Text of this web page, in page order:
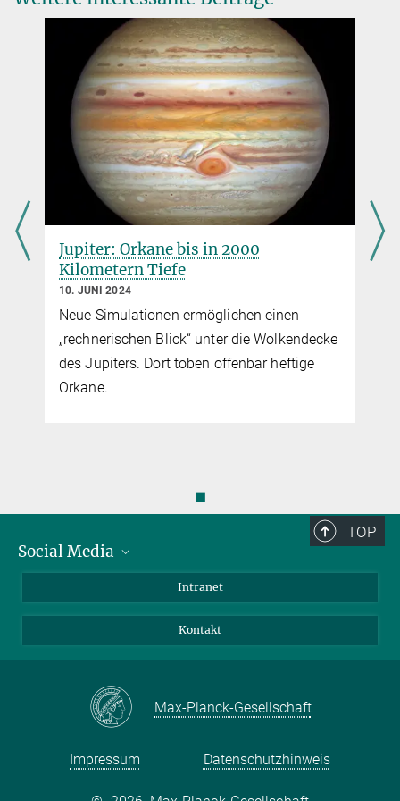
Wissenschaftler
+49 551 384979-234
krueger@...
Max-Planck-Institut für Sonnensystemforschung
N. Borisov, H. Krüger:
Electrostatic lofting of dust grains from the surfaces of Thebe
and Amalthea,
Planetary and Space Science, 183, 2020, 104556
Jupiter: Orkane bis in 2000
Kilometern Tiefe
10. JUNI 2024
Neue Simulationen ermöglichen einen
„rechnerischen Blick“ unter die Wolkendecke
des Jupiters. Dort toben offenbar heftige
Orkane.
◼
TOP
Social Media
Instagram
Mastodon
Intranet
Kontakt
Max-Planck-Gesellschaft
Impressum Datenschutzhinweis